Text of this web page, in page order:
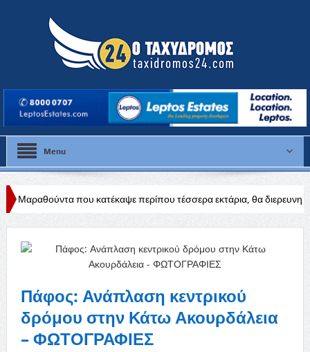
Menu
κατέκαψε περίπου τέσσερα εκτάρια, θα διερευνηθούν τα αίτια
Πάφος: Ανάπλαση κεντρικού
δρόμου στην Κάτω Ακουρδάλεια
– ΦΩΤΟΓΡΑΦΙΕΣ